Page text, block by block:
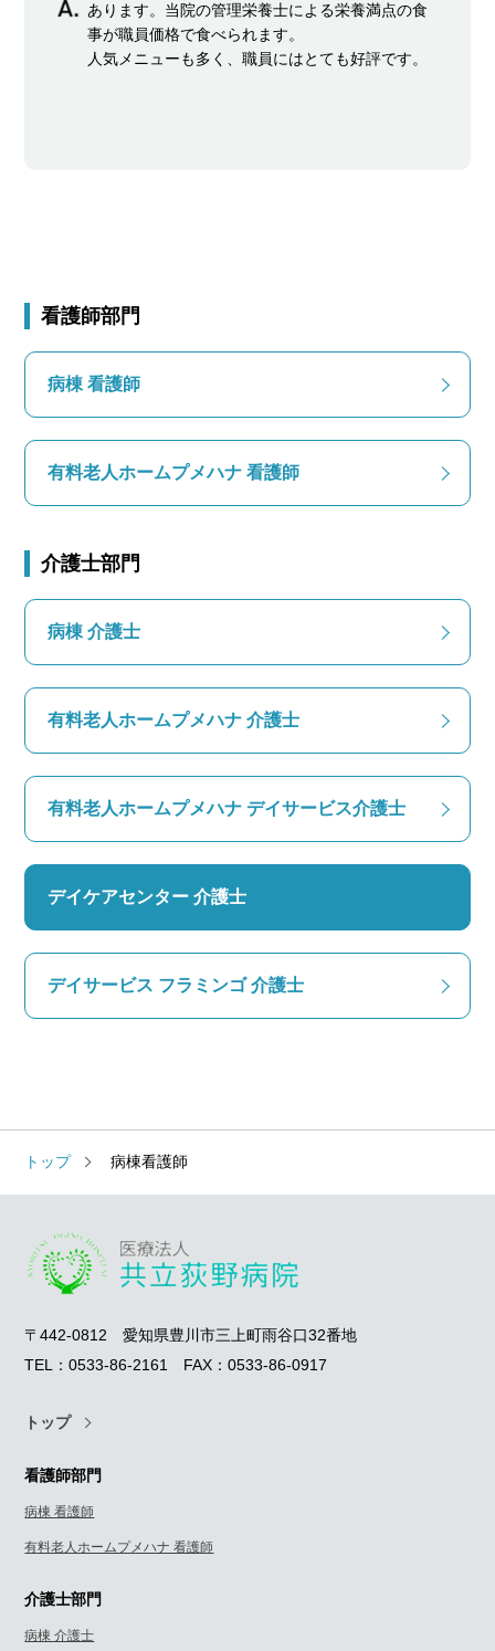
あります。当院の管理栄養士による栄養満点の食
事が職員価格で食べられます。
人気メニューも多く、職員にはとても好評です。
看護師部門
病棟 看護師
有料老人ホームプメハナ 看護師
介護士部門
病棟 介護士
有料老人ホームプメハナ 介護士
有料老人ホームプメハナ デイサービス介護士
デイケアセンター 介護士
デイサービス フラミンゴ 介護士
トップ 病棟看護師
〒442-0812 愛知県豊川市三上町雨谷口32番地
TEL：0533-86-2161 FAX：0533-86-0917
トップ
看護師部門
病棟 看護師
有料老人ホームプメハナ 看護師
介護士部門
病棟 介護士